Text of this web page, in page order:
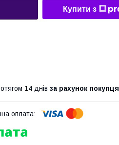
Купити з
14 днів за рахунок покупця